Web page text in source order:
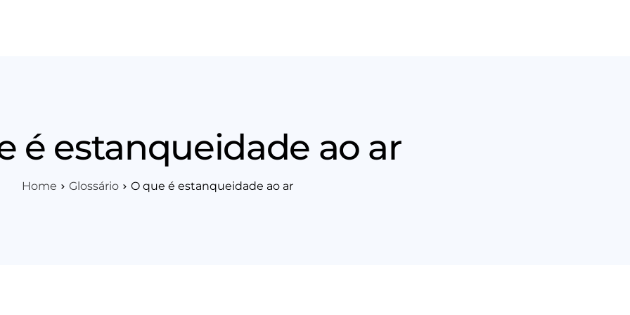
é estanqueidade ao ar
Home Glossário O que é estanqueidade ao ar